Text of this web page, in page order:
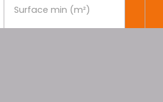
Surface min (m²)